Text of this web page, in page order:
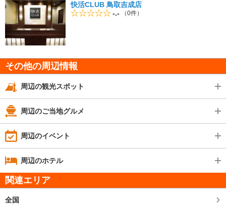
快活CLUB 鳥取吉成店
-.-
（0件）
その他の周辺情報
周辺の観光スポット
周辺のご当地グルメ
周辺のイベント
周辺のホテル
関連エリア
全国